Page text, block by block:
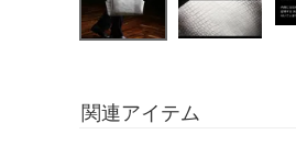
関連アイテム